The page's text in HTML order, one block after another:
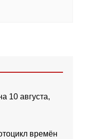
10 августа,
времён